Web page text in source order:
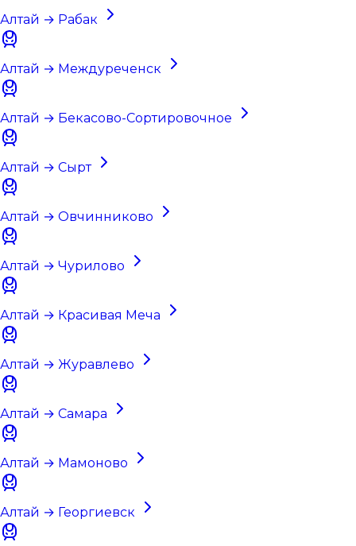
Алтай → Рабак
Алтай → Междуреченск
Алтай → Бекасово-Сортировочное
Алтай → Сырт
Алтай → Овчинниково
Алтай → Чурилово
Алтай → Красивая Меча
Алтай → Журавлево
Алтай → Самара
Алтай → Мамоново
Алтай → Георгиевск